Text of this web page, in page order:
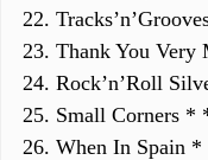
22.
23. Thank You
24. Rock’n’Roll
25. Small Corners *
26. When In Spain